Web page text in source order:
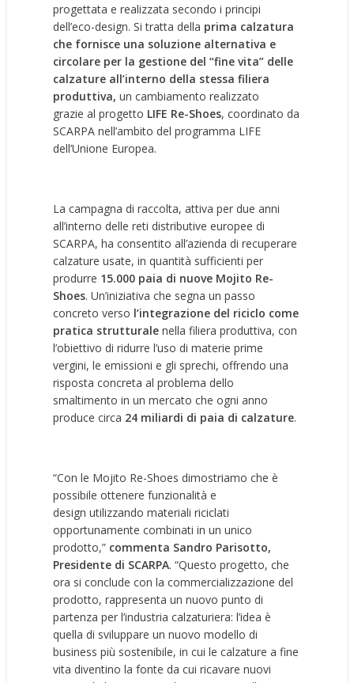
progettata e realizzata secondo i principi
dell’eco-design. Si tratta della prima calzatura
che fornisce una soluzione alternativa e
circolare per la gestione del “fine vita” delle
calzature all’interno della stessa filiera
produttiva,un cambiamento realizzato
grazie al progetto LIFE Re-Shoes, coordinato da
SCARPA nell’ambito del programma LIFE
dell’Unione Europea.
La campagna di raccolta, attiva per due anni
all’interno delle reti distributive europee di
SCARPA, ha consentito all’azienda di recuperare
calzature usate, in quantità sufficienti per
produrre 15.000 paia di nuove Mojito Re-
Shoes. Un’iniziativa che segna un passo
concreto verso l’integrazione del riciclo come
pratica strutturale nella filiera produttiva, con
l’obiettivo di ridurre l’uso di materie prime
vergini, le emissioni e gli sprechi, offrendo una
risposta concreta al problema dello
smaltimento in un mercato che ogni anno
produce circa 24 miliardi di paia di calzature.
“Con le Mojito Re-Shoes dimostriamo che è
possibile ottenere funzionalità e
design utilizzando materiali riciclati
opportunamente combinati in un unico
prodotto,” commenta Sandro Parisotto,
Presidente di SCARPA. “Questo progetto, che
ora si conclude con la commercializzazione del
prodotto, rappresenta un nuovo punto di
partenza per l’industria calzaturiera: l’idea è
quella di sviluppare un nuovo modello di
business più sostenibile, in cui le calzature a fine
vita diventino la fonte da cui ricavare nuovi